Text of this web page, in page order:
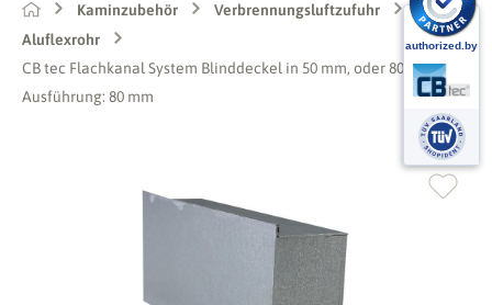
Kaminzubehör
Verbrennungsluftzufuhr
Aluflexrohr
CB tec Flachkanal System Blinddeckel in 50 mm, oder 80 mm -
Ausführung: 80 mm